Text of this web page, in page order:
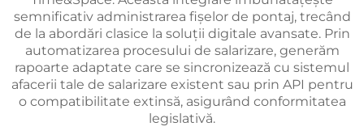
semnificativ administrarea fișelor de pontaj, trecând
de la abordări clasice la soluții digitale avansate. Prin
automatizarea procesului de salarizare, generăm
rapoarte adaptate care se sincronizează cu sistemul
afacerii tale de salarizare existent sau prin API pentru
o compatibilitate extinsă, asigurând conformitatea
legislativă.